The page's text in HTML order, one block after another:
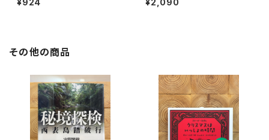
¥924 ¥2,090
その他の商品